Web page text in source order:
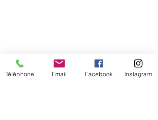
Téléphone Email Facebook Instagram